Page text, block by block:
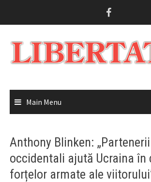
Main Menu
Anthony Blinken: „Partenerii
occidentali ajută Ucraina în
forțelor armate ale